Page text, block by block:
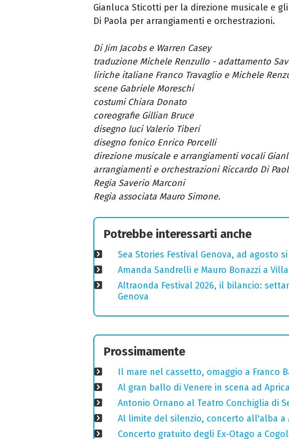
Gianluca Sticotti per la direzione musicale e
Di Paola per arrangiamenti e orchestrazioni.
Di Jim Jacobs e Warren Casey
traduzione Michele Renzullo - adattamento
liriche italiane Franco Travaglio e Michele
scene Gabriele Moreschi
costumi Chiara Donato
coreografie Gillian Bruce
disegno luci Valerio Tiberi
disegno fonico Enrico Porcelli
direzione musicale e arrangiamenti vocali
arrangiamenti e orchestrazioni Riccardo Di
Regia Saverio Marconi
Regia associata Mauro Simone.
Potrebbe interessarti anche
Sea Stories Festival Genova, ad
Amanda Sandrelli e Mauro Bonazzi a
Altraonda Festival 2026, il bilancio:
Genova
Prossimamente
Il mare nel cassetto, omaggio a Franco
Al gran ballo di Venere in scena ad
Antonio Ornano al Teatro Conchiglia di
Al limite del silenzio, concerto all'alba a
Concerto gratuito degli Ex-Otago a